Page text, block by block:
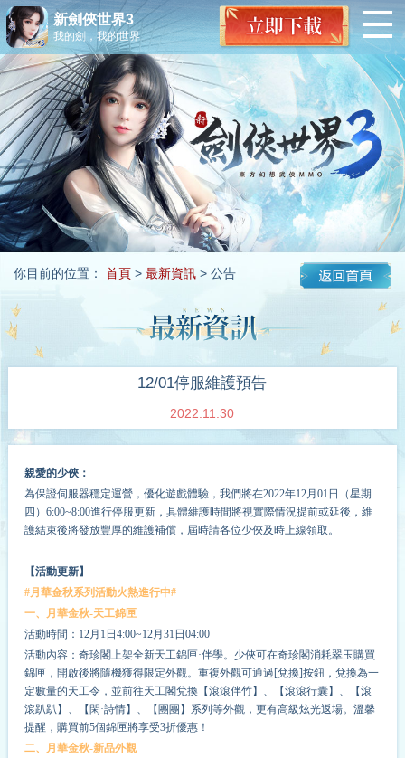
新劍俠世界3
我的劍，我的世界
你目前的位置： 首頁> 最新資訊> 公告
12/01停服維護預告
2022.11.30
親愛的少俠：
為保證伺服器穩定運營，優化遊戲體驗，我們將在2022年12月01 日（星期
四）6:00~8:00進行停服更新，具體維護時間將視實際情況提前或延後，維
護結束後將發放豐厚的維護補償，屆時請各位少俠及時上線領取。
【活動更新】
#月華金秋系列活動火熱進行中#
一、月華金秋-天工錦匣
活動時間：12月1日4:00~12月31日04:00
活動內容：奇珍閣上架全新天工錦匣·伴學。少俠可在奇珍閣消耗翠玉購買
錦匣，開啟後將隨機獲得限定外觀。重複外觀可通過[兌換]按鈕，兌換為一
定數量的天工令，並前往天工閣兌換【滾滾伴竹】、【滾滾行囊】、【滾
滾趴趴】、【閑·詩情】、【團團】系列等外觀，更有高級炫光返場。溫馨
提醒，購買前5個錦匣將享受3折優惠！
二、月華金秋-新品外觀